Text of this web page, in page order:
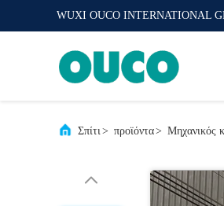
WUXI OUCO INTERNATIONAL
Σπίτι> προϊόντα> Μηχανικός